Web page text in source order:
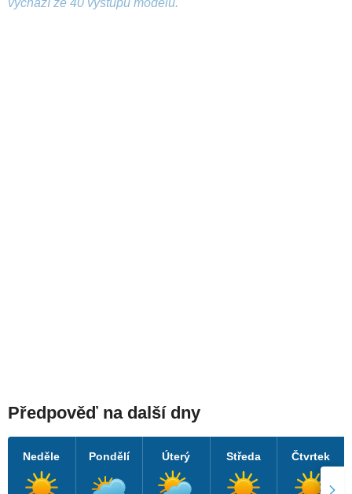
vychází ze 40 výstupů modelu.
Předpověď na další dny
Neděle Pondělí Úterý Středa Čtvrtek